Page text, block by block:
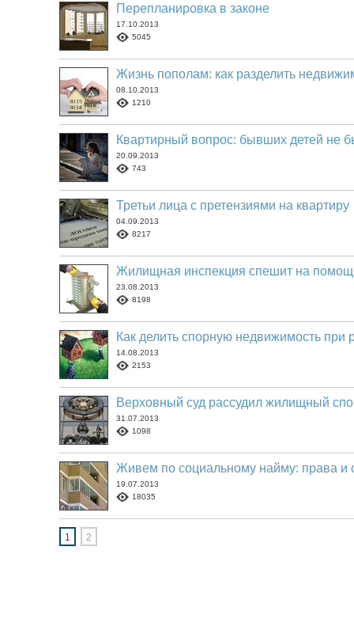
Перепланировка в законе
17.10.2013
5045
Жизнь пополам: как разделить
08.10.2013
1210
Квартирный вопрос: бывших детей не
20.09.2013
743
Третьи лица с претензиями на квартиру
04.09.2013
8217
Жилищная инспекция спешит на
23.08.2013
8198
Как делить спорную недвижимость при
14.08.2013
2153
Верховный суд рассудил жилищный
31.07.2013
1098
Живем по социальному найму: права и
19.07.2013
18035
1 2